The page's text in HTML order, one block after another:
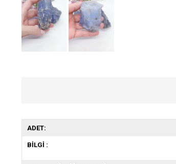
ADET:
BİLGİ :